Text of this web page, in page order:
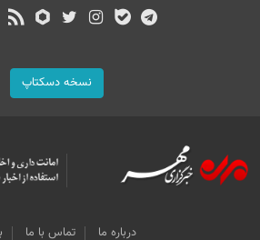
نسخه دسکتاپ
درباره ما تماس با ما